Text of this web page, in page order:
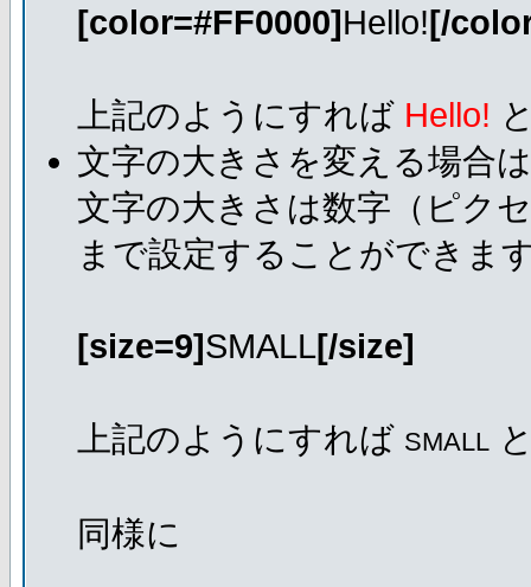
[color=#FF0000]Hello![/
上記のようにすれば Hello!
文字の大きさを変える場合
文字の大きさは数字（ピク
まで設定することができま
[size=9]SMALL[/size]
上記のようにすれば SMALL
同様に